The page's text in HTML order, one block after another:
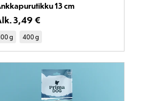
13 cm
Tuotteen hinta on 3,49 €
3,49 €
g 400 g